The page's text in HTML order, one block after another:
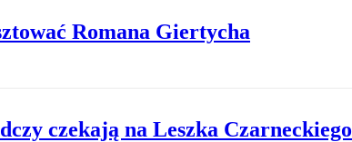
Romana Giertycha
czekają na Leszka Czarneckiego